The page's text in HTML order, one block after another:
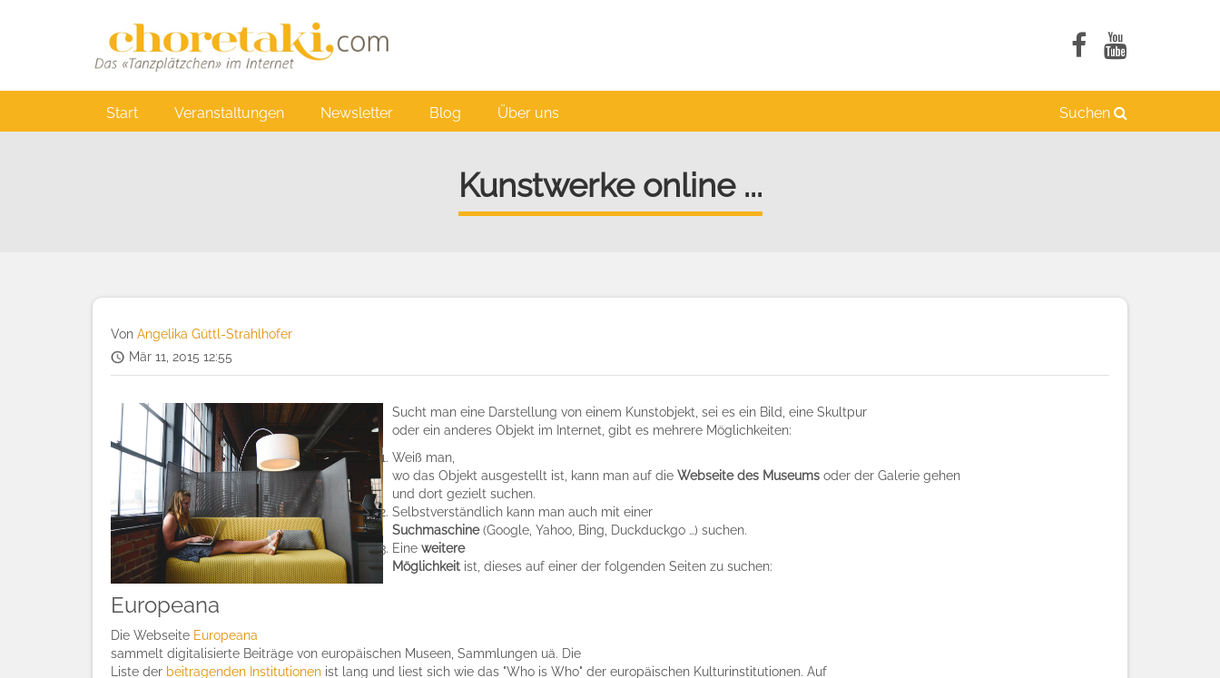
Main
navigation
Start Veranstaltungen Newsletter Blog Über uns Suchen
Kunstwerke online ...
Von Angelika Güttl-Strahlhofer
Mär 11, 2015 12:55
Sucht man eine Darstellung von einem Kunstobjekt, sei es ein Bild, eine Skultpur
oder ein anderes Objekt im Internet, gibt es mehrere Möglichkeiten:
Weiß man,
wo das Objekt ausgestellt ist, kann man auf die Webseite des Museums oder der Galerie gehen
und dort gezielt suchen.
Selbstverständlich kann man auch mit einer
Suchmaschine(Google, Yahoo, Bing, Duckduckgo …) suchen.
Eine weitere
Möglichkeit ist, dieses auf einer der folgenden Seiten zu suchen:
Europeana
Die Webseite Europeana
sammelt digitalisierte Beiträge von europäischen Museen, Sammlungen uä. Die
Liste der beitragenden Institutionen ist lang und liest sich wie das "Who is Who" der europäischen Kulturinstitutionen. Auf